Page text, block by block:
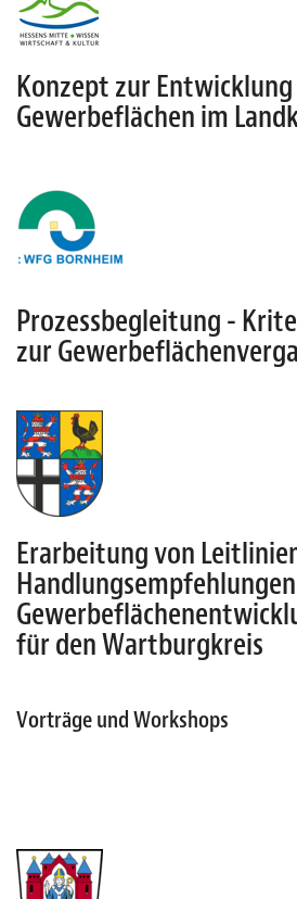
Konzept zur
Gewerbeflächen im
Prozessbegleitung -
zur
Erarbeitung von
für den Wartburgkreis
Vorträge und Workshops